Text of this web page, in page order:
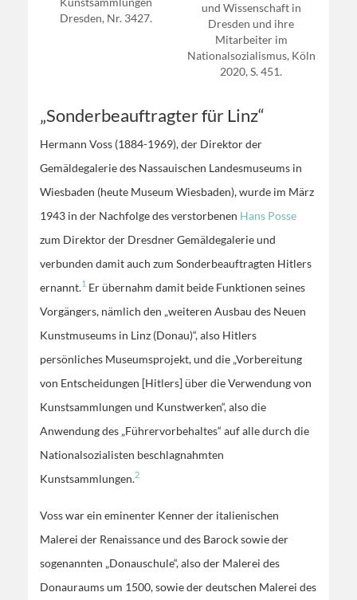
Dresden, Nr. 3427.
und Wissenschaft in
Dresden und ihre
Mitarbeiter im
Nationalsozialismus, Köln
2020, S. 451.
„Sonderbeauftragter für Linz“
Hermann Voss (1884-1969), der Direktor der
Gemäldegalerie des Nassauischen Landesmuseums in
Wiesbaden (heute Museum Wiesbaden), wurde im März
1943 in der Nachfolge des verstorbenen Hans Posse
zum Direktor der Dresdner Gemäldegalerie und
verbunden damit auch zum Sonderbeauftragten Hitlers
ernannt.1 Er übernahm damit beide Funktionen seines
Vorgängers, nämlich den „weiteren Ausbau des Neuen
Kunstmuseums in Linz (Donau)“, also Hitlers
persönliches Museumsprojekt, und die „Vorbereitung
von Entscheidungen [Hitlers] über die Verwendung von
Kunstsammlungen und Kunstwerken“, also die
Anwendung des „Führervorbehaltes“ auf alle durch die
Nationalsozialisten beschlagnahmten
Kunstsammlungen.2
Voss war ein eminenter Kenner der italienischen
Malerei der Renaissance und des Barock sowie der
sogenannten „Donauschule“, also der Malerei des
Donauraums um 1500, sowie der deutschen Malerei des